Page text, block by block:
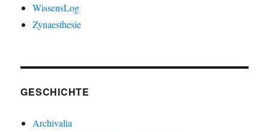
WissensLog
Zynaesthesie
GESCHICHTE
Archivalia